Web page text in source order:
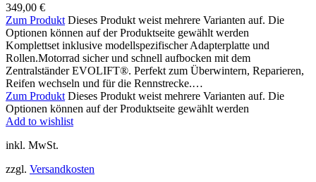
349,00 €
Zum Produkt Dieses Produkt weist mehrere Varianten auf. Die
Optionen können auf der Produktseite gewählt werden
Komplettset inklusive modellspezifischer Adapterplatte und
Rollen.Motorrad sicher und schnell aufbocken mit dem
Zentralständer EVOLIFT®. Perfekt zum Überwintern, Reparieren,
Reifen wechseln und für die Rennstrecke.…
Zum Produkt Dieses Produkt weist mehrere Varianten auf. Die
Optionen können auf der Produktseite gewählt werden
Add to wishlist
inkl. MwSt.
zzgl. Versandkosten